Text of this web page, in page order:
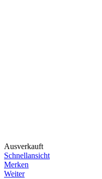
Ausverkauft
Schnellansicht
Merken
Weiter